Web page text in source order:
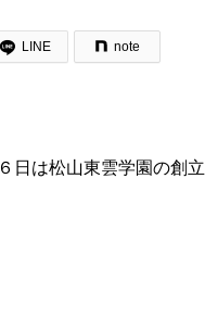
LINE note
日は松山東雲学園の創立